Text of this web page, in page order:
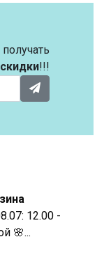
скидки!!!
12.00 -
🌸...